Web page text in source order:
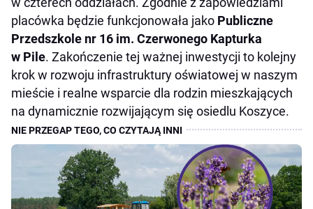
placówka będzie funkcjonowała jako Publiczne
Przedszkole nr 16 im. Czerwonego Kapturka
w Pile. Zakończenie tej ważnej inwestycji to kolejny
krok w rozwoju infrastruktury oświatowej w naszym
mieście i realne wsparcie dla rodzin mieszkających
na dynamicznie rozwijającym się osiedlu Koszyce.